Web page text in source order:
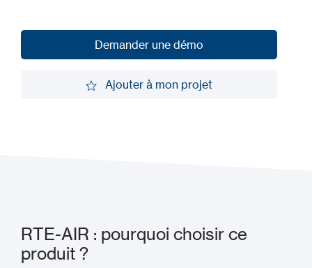
Demander une démo
Ajouter à mon projet
RTE-AIR : pourquoi choisir ce
produit ?